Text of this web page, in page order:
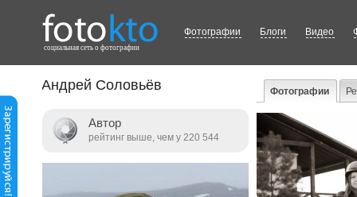
cоциальная сеть о фотографии
Фотографии Блоги Видео
Андрей Соловьёв
Автор
рейтинг выше, чем у 220 544
Фотографии